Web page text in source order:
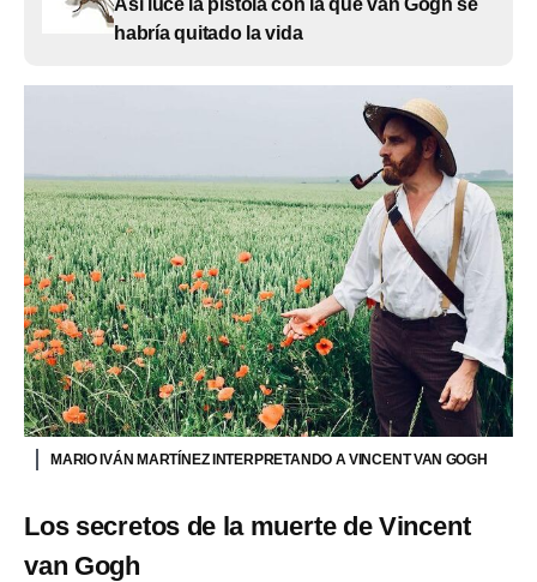
Así luce la pistola con la que van Gogh se
habría quitado la vida
MARIO IVÁN MARTÍNEZ INTERPRETANDO A VINCENT VAN GOGH
Los secretos de la muerte de Vincent
van Gogh